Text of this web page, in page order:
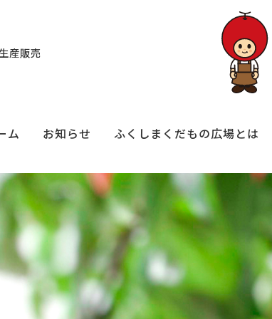
産販売
ム お知らせ ふくしまくだもの広場とは